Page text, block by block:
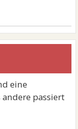
eine
passiert